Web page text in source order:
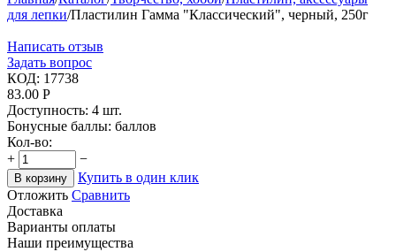
для лепки/Пластилин Гамма "Классический", черный, 250г
Написать отзыв
Задать вопрос
КОД: 17738
83.00 Р
Доступность: 4 шт.
Бонусные баллы: баллов
Кол-во:
+
−
В корзину
Купить в один клик
Отложить Сравнить
Доставка
Варианты оплаты
Наши преимущества